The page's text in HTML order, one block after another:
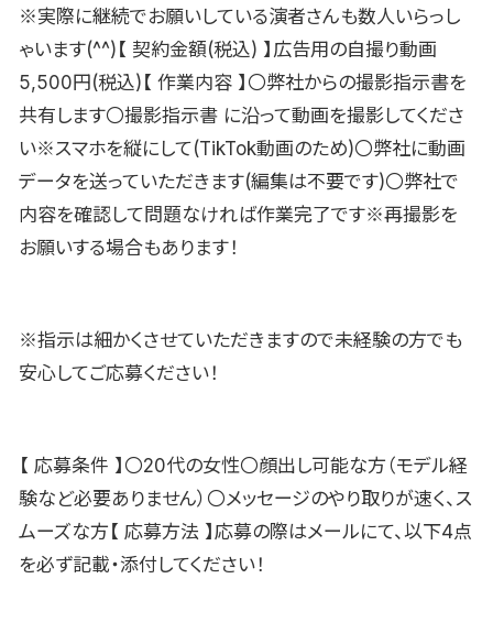
※実際に継続でお願いしている演者さんも数人いらっし
ゃいます(^^)【 契約金額(税込) 】広告用の自撮り動画
5,500円(税込)【 作業内容 】〇弊社からの撮影指示書を
共有します〇撮影指示書 に沿って動画を撮影してくださ
い※スマホを縦にして(TikTok動画のため)〇弊社に動画
データを送っていただきます(編集は不要です)〇弊社で
内容を確認して問題なければ作業完了です※再撮影を
お願いする場合もあります！
※指示は細かくさせていただきますので未経験の方でも
安心してご応募ください！
【 応募条件 】〇20代の女性〇顔出し可能な方（モデル経
験など必要ありません）〇メッセージのやり取りが速く、ス
ムーズな方【 応募方法 】応募の際はメールにて、以下4点
を必ず記載・添付してください！